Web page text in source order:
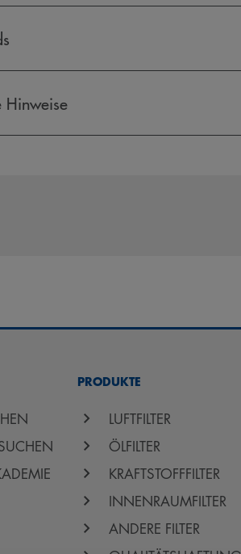
Hinweise
PRODUKTE
LUFTFILTER
ÖLFILTER
KRAFTSTOFFFILTER
INNENRAUMFILTER
ANDERE FILTER